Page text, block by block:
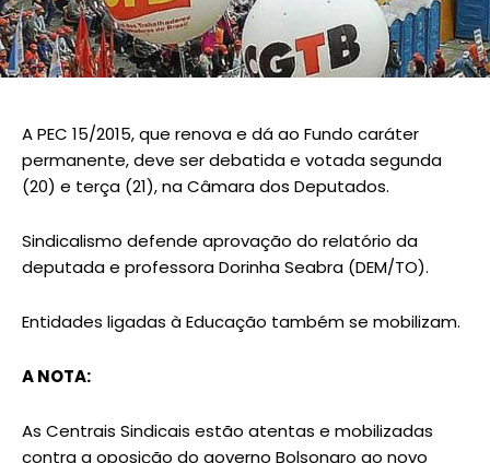
A PEC 15/2015, que renova e dá ao Fundo caráter
permanente, deve ser debatida e votada segunda
(20) e terça (21), na Câmara dos Deputados.
Sindicalismo defende aprovação do relatório da
deputada e professora Dorinha Seabra (DEM/TO).
Entidades ligadas à Educação também se mobilizam.
A NOTA:
As Centrais Sindicais estão atentas e mobilizadas
contra a oposição do governo Bolsonaro ao novo